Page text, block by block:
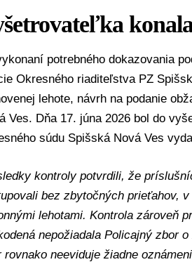
potrebného dokazovania
Okresného riaditeľstva PZ
lehote, návrh na podanie
Ves. Dňa 17. júna 2026 bol do
súdu Spišská Nová Ves
kontroly potvrdili, že
bez zbytočných prieťahov,
lehotami. Kontrola zároveň
nepožiadala Policajný zbor
rovnako neeviduje žiadne